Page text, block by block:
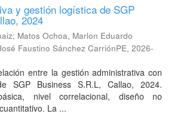
y gestión logística de SGP
2024
; Matos Ochoa, Marlon Eduardo
Faustino Sánchez CarriónPE, 2026-
entre la gestión administrativa con
SGP Business S.R.L, Callao, 2024.
nivel correlacional, diseño no
La ...